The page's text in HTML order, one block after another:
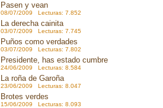
Pasen y vean
08/07/2009 Lecturas: 7.852
La derecha cainita
03/07/2009 Lecturas: 7.745
Puños como verdades
03/07/2009 Lecturas: 7.802
Presidente, has estado cumbre
24/06/2009 Lecturas: 8.584
La roña de Garoña
23/06/2009 Lecturas: 8.047
Brotes verdes
15/06/2009 Lecturas: 8.093